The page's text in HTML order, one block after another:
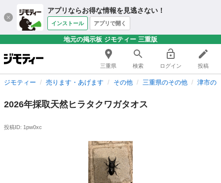
アプリならお得な情報を見逃さない！
インストール アプリで開く
地元の掲示板 ジモティー 三重版
三重県 検索 ログイン 投稿
ジモティー 売ります・あげます その他 三重県のその他 津市の
2026年採取天然ヒラタクワガタオス
投稿ID: 1pw0xc